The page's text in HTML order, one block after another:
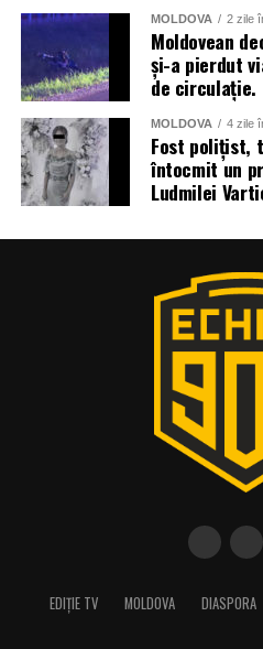
MOLDOVA 2 zile
Moldovean
și-a pierdut
de circulație.
MOLDOVA 4 zile
Fost polițist,
întocmit un
Ludmilei
EDIȚIE TV MOLDOVA DIASPORA